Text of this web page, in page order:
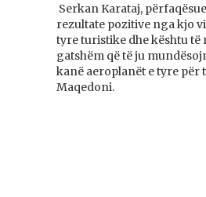
Serkan Karataj,
rezultate pozitive nga kjo
tyre turistike dhe kështu të
gatshëm që të ju
kanë aeroplanët e tyre për
Maqedoni.